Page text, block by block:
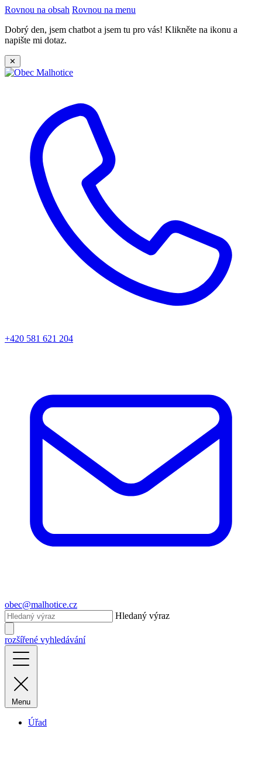
Rovnou na obsah Rovnou na menu
Dobrý den, jsem chatbot a jsem tu pro vás! Klikněte na ikonu a
napište mi dotaz.
✕
+420 581 621 204
obec@malhotice.cz
Hledaný výraz
rozšířené vyhledávání
Menu
Úřad